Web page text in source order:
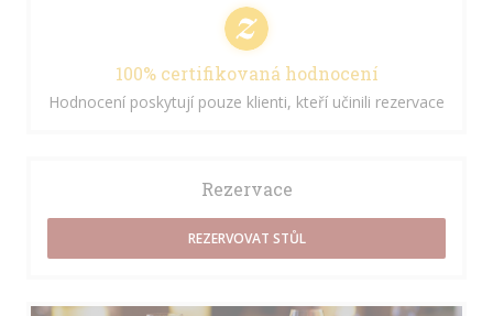
100% certifikovaná hodnocení
Hodnocení poskytují pouze klienti, kteří učinili rezervace
Rezervace
REZERVOVAT STŮL